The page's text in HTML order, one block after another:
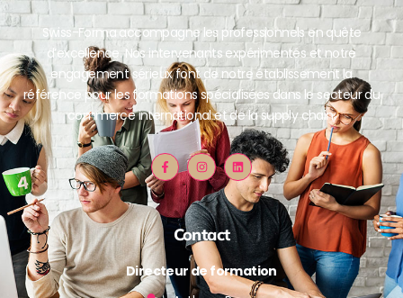
Swiss-Forma accompagne les professionnels en quête
d’excellence. Nos intervenants expérimentés et notre
engagement sérieux font de notre établissement la
référence pour les formations spécialisées dans le secteur du
commerce international et de la supply chain.
Contact
Directeur de formation